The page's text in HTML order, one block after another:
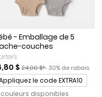
- Emballage de 5
couches
de solde
$ Prix ​​de détail suggéré par
24,00 $* Pourcentage de
30% de rabais
le code EXTRA10
disponibles